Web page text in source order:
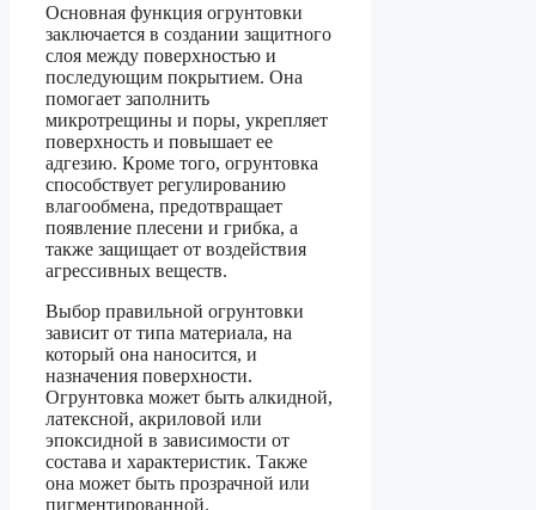
Основная функция огрунтовки
заключается в создании защитного
слоя между поверхностью и
последующим покрытием. Она
помогает заполнить
микротрещины и поры, укрепляет
поверхность и повышает ее
адгезию. Кроме того, огрунтовка
способствует регулированию
влагообмена, предотвращает
появление плесени и грибка, а
также защищает от воздействия
агрессивных веществ.
Выбор правильной огрунтовки
зависит от типа материала, на
который она наносится, и
назначения поверхности.
Огрунтовка может быть алкидной,
латексной, акриловой или
эпоксидной в зависимости от
состава и характеристик. Также
она может быть прозрачной или
пигментированной.